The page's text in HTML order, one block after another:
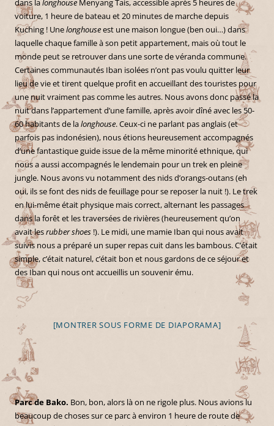
voiture, 1 heure de bateau et 20 minutes de marche depuis
Kuching ! Unelonghouseest une maison longue (ben oui…) dans
laquelle chaque famille à son petit appartement, mais où tout le
monde peut se retrouver dans une sorte de véranda commune.
Certaines communautés Iban isolées n’ont pas voulu quitter leur
lieu de vie et tirent quelque profit en accueillant des touristes pour
une nuit vraiment pas comme les autres. Nous avons donc passé la
nuit dans l’appartement d’une famille, après avoir dîné avec les 50-
60 habitants de lalonghouse. Ceux-ci ne parlant pas anglais (et
parfois pas indonésien), nous étions heureusement accompagnés
d’une fantastique guide issue de la même minorité ethnique, qui
nous a aussi accompagnés le lendemain pour un trek en pleine
jungle. Nous avons vu notamment des nids d’orangs-outans (eh
oui, ils se font des nids de feuillage pour se reposer la nuit !). Le trek
en lui-même était physique mais correct, alternant les passages
dans la forêt et les traversées de rivières (heureusement qu’on
avait lesrubber shoes !). Le midi, une mamie Iban qui nous avait
suivis nous a préparé un super repas cuit dans les bambous. C’était
simple, c’était naturel, c’était bon et nous gardons de ce séjour et
des Iban qui nous ont accueillis un souvenir ému.
[MONTRER SOUS FORME DE DIAPORAMA]
Parc de Bako. Bon, bon, alors là on ne rigole plus. Nous avions lu
beaucoup de choses sur ce parc à environ 1 heure de route de